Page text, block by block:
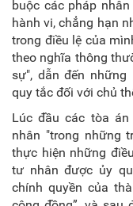
buộc các pháp
hành vi, chẳng hạn
trong điều lệ của
theo nghĩa thông
sự", dẫn đến
quy tắc đối với chủ
Lúc đầu các tòa
nhân "trong những
thực hiện những
tư nhân được ủy
chính quyền của